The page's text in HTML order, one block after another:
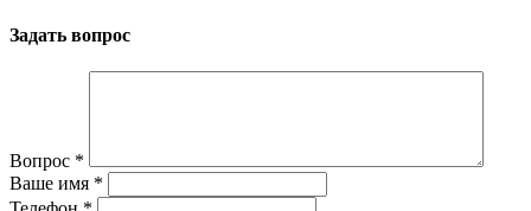
Задать вопрос
Вопрос *
Ваше имя *